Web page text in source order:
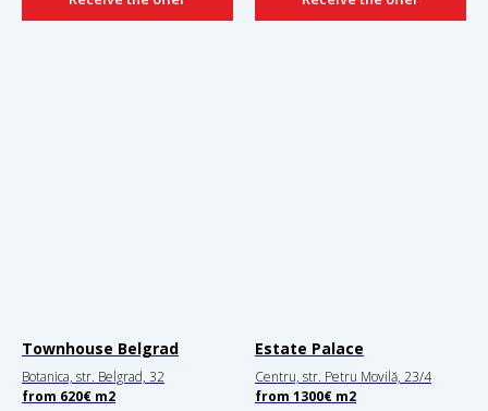
Townhouse Belgrad
Botanica, str. Belgrad, 32
from 620€ m2
Estate Palace
Centru, str. Petru Movilă, 23/4
from 1300€ m2